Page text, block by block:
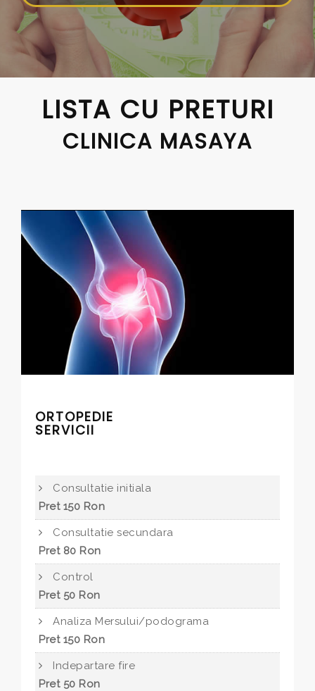
LISTA CU PRETURI
CLINICA MASAYA
ORTOPEDIE
SERVICII
Consultatie initiala
Pret 150 Ron
Consultatie secundara
Pret 80 Ron
Control
Pret 50 Ron
Analiza Mersului/podograma
Pret 150 Ron
Indepartare fire
Pret 50 Ron